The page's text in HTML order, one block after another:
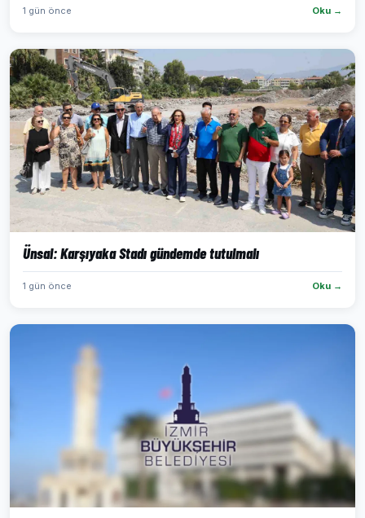
1 gün önce Oku →
Ünsal: Karşıyaka Stadı gündemde tutulmalı
1 gün önce Oku →